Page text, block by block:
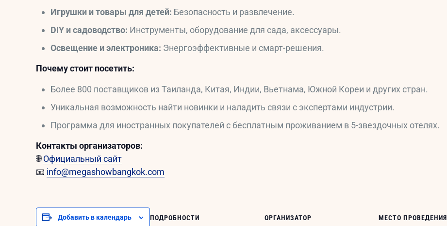
Игрушки и товары для детей: Безопасность и развлечение.
DIY и садоводство: Инструменты, оборудование для сада, аксессуары.
Освещение и электроника: Энергоэффективные и смарт-решения.
Почему стоит посетить:
Более 800 поставщиков из Таиланда, Китая, Индии, Вьетнама, Южной Кореи и других стран.
Уникальная возможность найти новинки и наладить связи с экспертами индустрии.
Программа для иностранных покупателей с бесплатным проживанием в 5-звездочных отелях.
Контакты организаторов:
🌐Официальный сайт
📧 info@megashowbangkok.com
Добавить в календарь ПОДРОБНОСТИ ОРГАНИЗАТОР МЕСТО ПРОВЕДЕНИЯ